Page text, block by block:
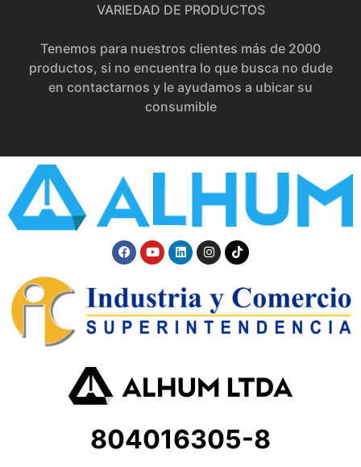
VARIEDAD DE PRODUCTOS
Tenemos para nuestros clientes más de 2000
productos, si no encuentra lo que busca no dude
en contactarnos y le ayudamos a ubicar su
consumible
804016305-8